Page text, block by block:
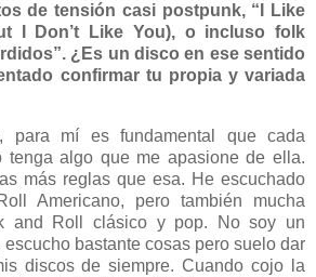
de tensión casi postpunk, “I Like
I Don’t Like You), o incluso folk
¿Es un disco en ese sentido
confirmar tu propia y variada
para mí es fundamental que cada
tenga algo que me apasione de ella.
más reglas que esa. He escuchado
Americano, pero también mucha
and Roll clásico y pop. No soy un
bastante cosas pero suelo dar
discos de siempre. Cuando cojo la